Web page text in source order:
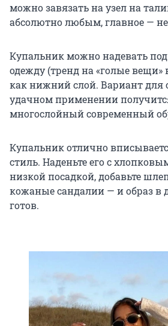
можно завязать на узел на
абсолютно любым, главное —
Купальник можно надевать
одежду (тренд на «голые вещи»
как нижний слой. Вариант для
удачном применении
многослойный современный
Купальник отлично
стиль. Наденьте его с
низкой посадкой, добавьте
кожаные сандалии — и образ в
готов.